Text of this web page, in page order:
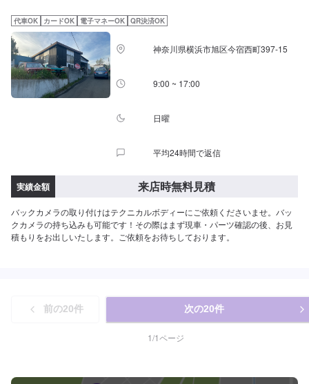
代車OK カードOK 電子マネーOK QR決済OK
神奈川県横浜市旭区今宿西町397-15
9:00 ~ 17:00
日曜
平均24時間で返信
実績金額 来店時無料見積
バックカメラの取り付けはテクニカルボディーにご依頼くださいませ。バッ
クカメラの持ち込みも可能です！その際はまず現車・パーツ確認の後、お見
積もりをお出しいたします。ご依頼をお待ちしております。
前の20件 次の20件
1/1ページ